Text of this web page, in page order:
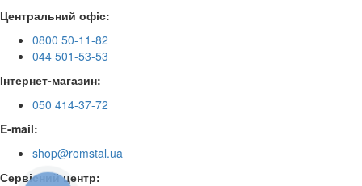
Центральний офіс:
0800 50-11-82
044 501-53-53
Інтернет-магазин:
050 414-37-72
E-mail:
shop@romstal.ua
Сервісний центр: